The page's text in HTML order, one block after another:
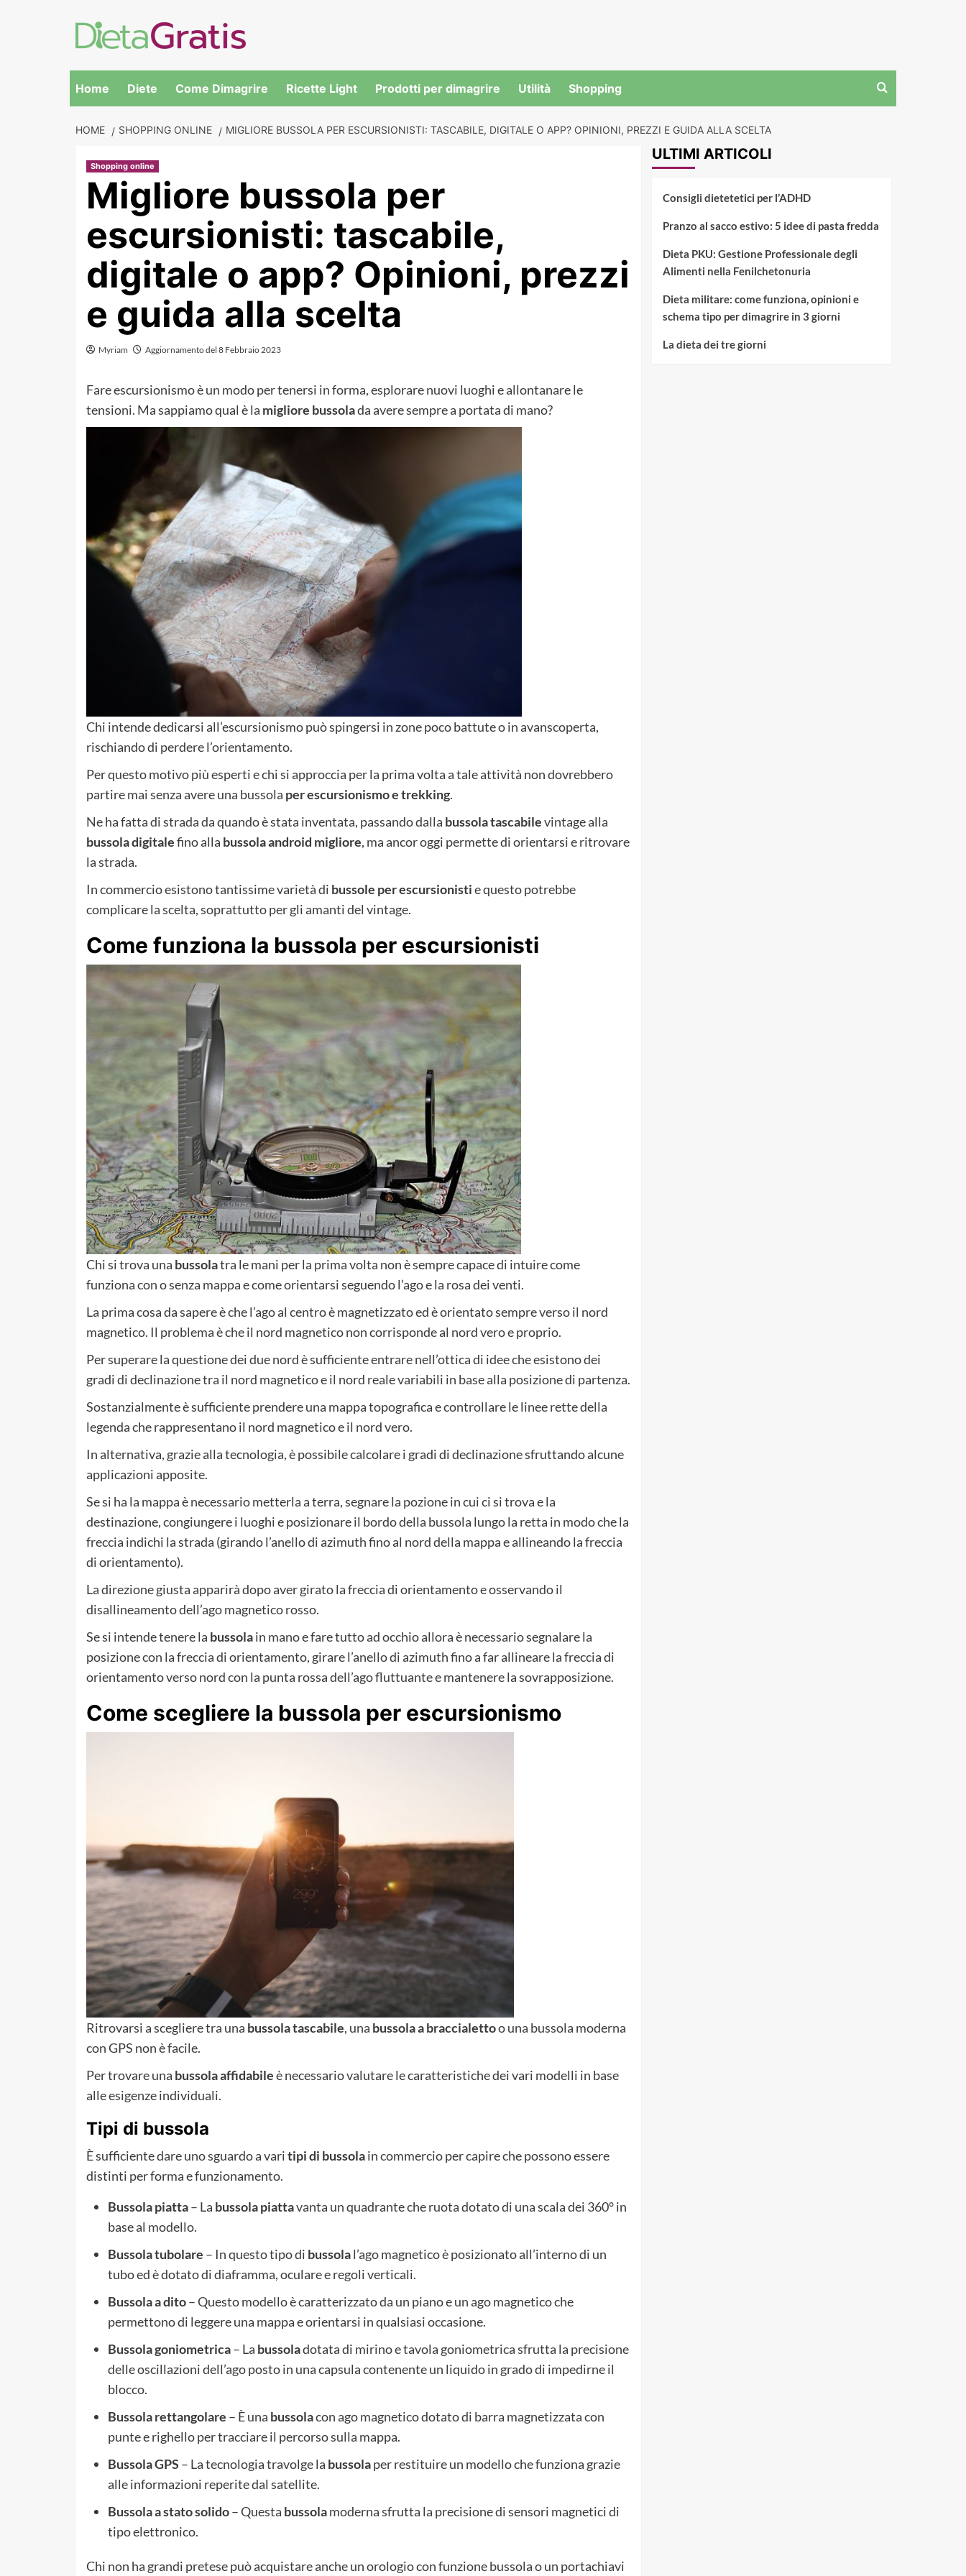
to
content
Home Diete Come Dimagrire Ricette Light Prodotti per dimagrire Utilità Shopping
HOME SHOPPING ONLINE MIGLIORE BUSSOLA PER ESCURSIONISTI: TASCABILE, DIGITALE O APP? OPINIONI, PREZZI E GUIDA ALLA SCELTA
Shopping online
Migliore bussola per
escursionisti: tascabile,
digitale o app? Opinioni, prezzi
e guida alla scelta
Myriam Aggiornamento del 8 Febbraio 2023
Fare escursionismo è un modo per tenersi in forma, esplorare nuovi luoghi e allontanare le
tensioni. Ma sappiamo qual è la migliore bussolada avere sempre a portata di mano?
Chi intende dedicarsi all’escursionismo può spingersi in zone poco battute o in avanscoperta,
rischiando di perdere l’orientamento.
Per questo motivo più esperti e chi si approccia per la prima volta a tale attività non dovrebbero
partire mai senza avere una bussola per escursionismo e trekking.
Ne ha fatta di strada da quando è stata inventata, passando dalla bussola tascabilevintage alla
bussola digitalefino alla bussola android migliore, ma ancor oggi permette di orientarsi e ritrovare
la strada.
In commercio esistono tantissime varietà di bussole per escursionistie questo potrebbe
complicare la scelta, soprattutto per gli amanti del vintage.
Come funziona la bussola per escursionisti
Chi si trova una bussolatra le mani per la prima volta non è sempre capace di intuire come
funziona con o senza mappa e come orientarsi seguendo l’ago e la rosa dei venti.
La prima cosa da sapere è che l’ago al centro è magnetizzato ed è orientato sempre verso il nord
magnetico. Il problema è che il nord magnetico non corrisponde al nord vero e proprio.
Per superare la questione dei due nord è sufficiente entrare nell’ottica di idee che esistono dei
gradi di declinazione tra il nord magnetico e il nord reale variabili in base alla posizione di partenza.
Sostanzialmente è sufficiente prendere una mappa topografica e controllare le linee rette della
legenda che rappresentano il nord magnetico e il nord vero.
In alternativa, grazie alla tecnologia, è possibile calcolare i gradi di declinazione sfruttando alcune
applicazioni apposite.
Se si ha la mappa è necessario metterla a terra, segnare la pozione in cui ci si trova e la
destinazione, congiungere i luoghi e posizionare il bordo della bussola lungo la retta in modo che la
freccia indichi la strada (girando l’anello di azimuth fino al nord della mappa e allineando la freccia
di orientamento).
La direzione giusta apparirà dopo aver girato la freccia di orientamento e osservando il
disallineamento dell’ago magnetico rosso.
Se si intende tenere la bussolain mano e fare tutto ad occhio allora è necessario segnalare la
posizione con la freccia di orientamento, girare l’anello di azimuth fino a far allineare la freccia di
orientamento verso nord con la punta rossa dell’ago fluttuante e mantenere la sovrapposizione.
Come scegliere la bussola per escursionismo
Ritrovarsi a scegliere tra una bussola tascabile, una bussola a braccialettoo una bussola moderna
con GPS non è facile.
Per trovare una bussola affidabileè necessario valutare le caratteristiche dei vari modelli in base
alle esigenze individuali.
Tipi di bussola
È sufficiente dare uno sguardo a varitipi di bussolain commercio per capire che possono essere
distinti per forma e funzionamento.
Bussola piatta– La bussola piattavanta un quadrante che ruota dotato di una scala dei 360° in
base al modello.
Bussola tubolare – In questo tipo di bussolal’ago magnetico è posizionato all’interno di un
tubo ed è dotato di diaframma, oculare e regoli verticali.
Bussola a dito– Questo modello è caratterizzato da un piano e un ago magnetico che
permettono di leggere una mappa e orientarsi in qualsiasi occasione.
Bussola goniometrica– La bussoladotata di mirino e tavola goniometrica sfrutta la precisione
delle oscillazioni dell’ago posto in una capsula contenente un liquido in grado di impedirne il
blocco.
Bussola rettangolare – È una bussolacon ago magnetico dotato di barra magnetizzata con
punte e righello per tracciare il percorso sulla mappa.
Bussola GPS – La tecnologia travolge la bussolaper restituire un modello che funziona grazie
alle informazioni reperite dal satellite.
Bussola a stato solido– Questa bussolamoderna sfrutta la precisione di sensori magnetici di
tipo elettronico.
Chi non ha grandi pretese può acquistare anche un orologio con funzione bussola o un portachiavi
ULTIMI ARTICOLI
Consigli dietetetici per l’ADHD
Pranzo al sacco estivo: 5 idee di pasta fredda
Dieta PKU: Gestione Professionale degli
Alimenti nella Fenilchetonuria
Dieta militare: come funziona, opinioni e
schema tipo per dimagrire in 3 giorni
La dieta dei tre giorni